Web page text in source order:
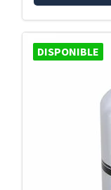
DISPONIBLE